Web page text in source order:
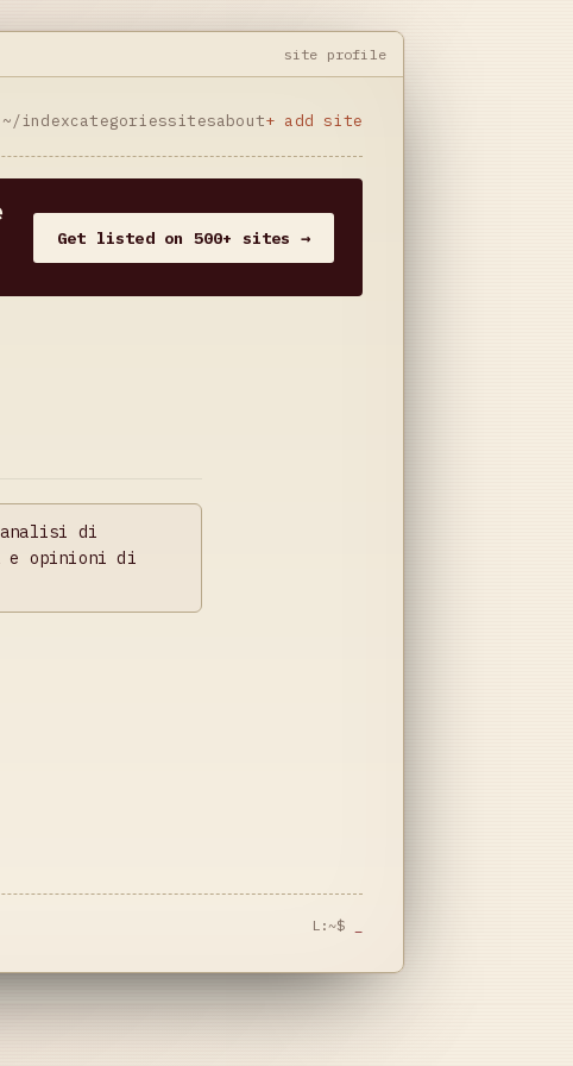
site profile
~/indexcategoriessitesabout+ add site
Get listed on 500+ sites →
di
e opinioni di
L:~$